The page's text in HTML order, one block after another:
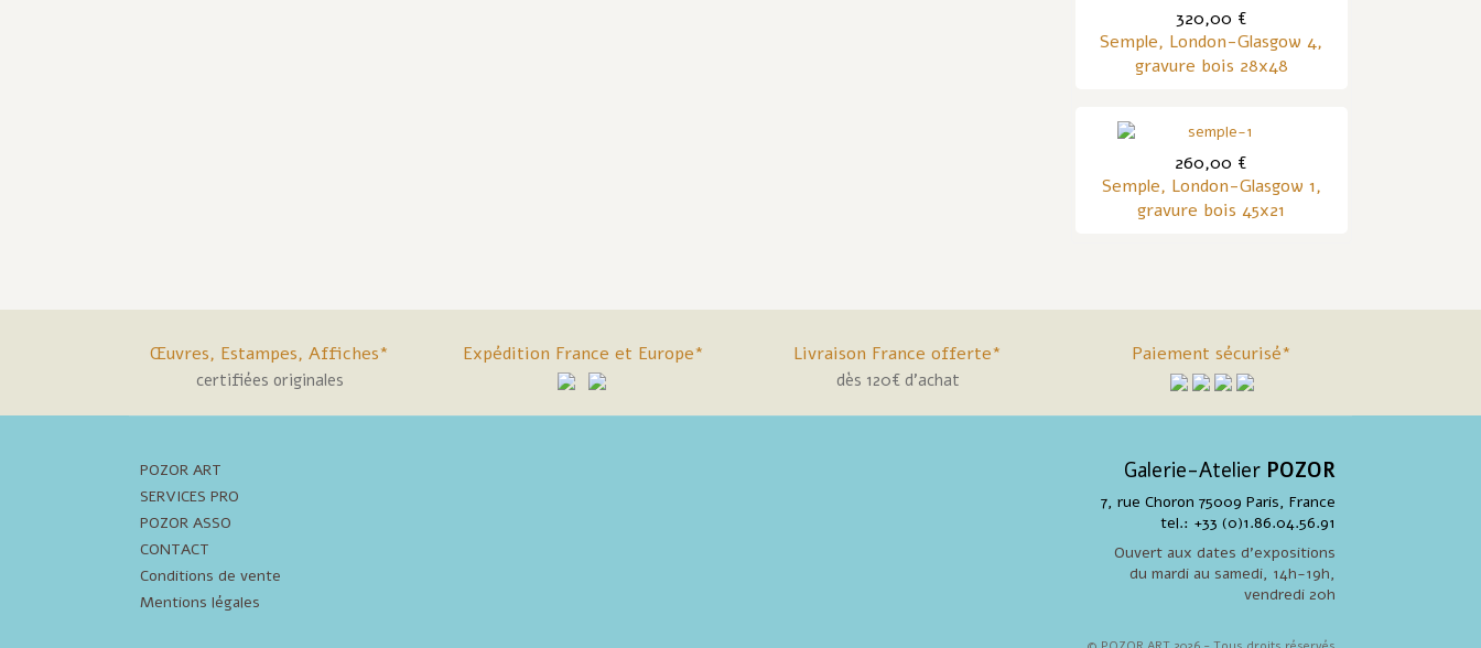
320,00 €
Semple, London-Glasgow 4,
gravure bois 28x48
260,00 €
Semple, London-Glasgow 1,
gravure bois 45x21
Œuvres, Estampes, Affiches*
certifiées originales
Expédition France et Europe* Livraison France offerte*
dès 120€ d'achat
Paiement sécurisé*
POZOR ART
SERVICES PRO
POZOR ASSO
CONTACT
Conditions de vente
Mentions légales
Galerie-Atelier POZOR
7, rue Choron 75009 Paris, France
tel.: +33 (0)1.86.04.56.91
Ouvert aux dates d'expositions
du mardi au samedi, 14h-19h,
vendredi 20h